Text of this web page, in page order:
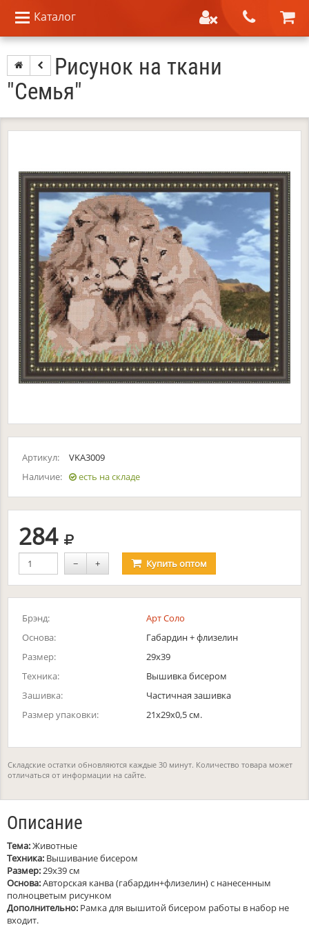
Каталог
Рисунок на ткани
"Семья"
Артикул:
VKA3009
Наличие:
есть на складе
284руб.
− + Купитьоптом
Брэнд:
Арт Соло
Основа:
Габардин + флизелин
Размер:
29х39
Техника:
Вышивка бисером
Зашивка:
Частичная зашивка
Размер упаковки:
21x29x0,5 см.
Складские остатки обновляются каждые 30 минут. Количество товара может
отличаться от информации на сайте.
Описание
Тема:Животные
Техника: Вышивание бисером
Размер:29х39 см
Основа:Авторская канва (габардин+флизелин) с нанесенным
полноцветым рисунком
Дополнительно: Рамка для вышитой бисером работы в набор не
входит.